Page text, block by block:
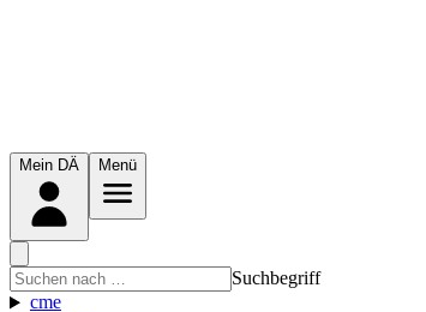
Mein DÄ Menü
Suchbegriff
cme